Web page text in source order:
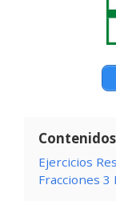
Contenidos
Ejercicios
Fracciones 3